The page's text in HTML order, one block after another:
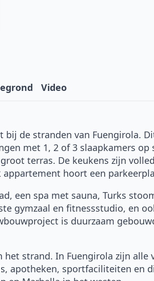
Video
de stranden van Fuengirola.
met 1, 2 of 3 slaapkamers op
terras. De keukens zijn
hoort een
een spa met sauna, Turks
gymzaal en fitnessstudio, en
is duurzaam
strand. In Fuengirola zijn alle
apotheken, sportfaciliteiten en